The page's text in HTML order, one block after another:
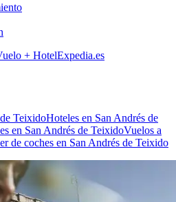
+ HotelExpedia.es
TeixidoHoteles en San Andrés de
en San Andrés de TeixidoVuelos a
de coches en San Andrés de Teixido